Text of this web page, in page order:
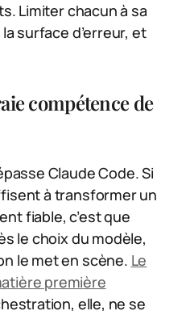
Limiter chacun à sa
surface d’erreur, et
compétence de
Claude Code. Si
à transformer un
fiable, c’est que
le choix du modèle,
le met en scène. Le
première
elle, ne se